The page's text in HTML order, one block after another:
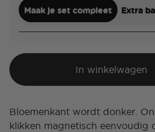
Maak je set compleet Extra
In winkelwagen
Bloemenkant wordt donker.
klikken magnetisch eenvoudig